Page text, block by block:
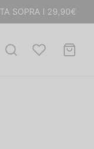
SOPRA I 29,90€